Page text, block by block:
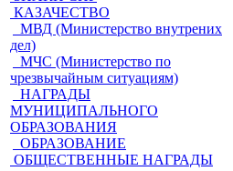
КАЗАЧЕСТВО
МВД (Министерство внутрених
дел)
МЧС (Министерство по
чрезвычайным ситуациям)
НАГРАДЫ
МУНИЦИПАЛЬНОГО
ОБРАЗОВАНИЯ
ОБРАЗОВАНИЕ
ОБЩЕСТВЕННЫЕ НАГРАДЫ